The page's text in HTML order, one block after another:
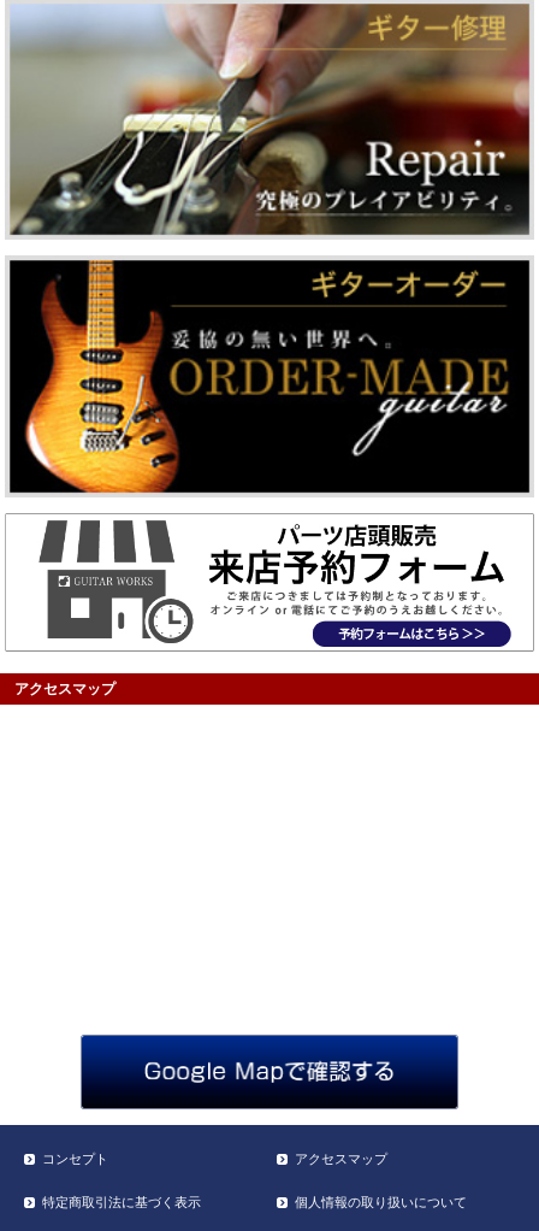
アクセスマップ
コンセプト アクセスマップ
特定商取引法に基づく表示 個人情報の取り扱いについて